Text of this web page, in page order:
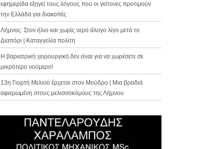
εφημερίδα εξηγεί τους λόγους που οι γείτονες προτιμούν
την Ελλάδα για διακοπές
Λήμνος: Στον ήλιο και χωρίς νερό άλογο λίγο μετά το
Διαπόρι | Καταγγελία πολίτη
Η βαριατρική χειρουργική δεν είναι για να χωρέσετε σε
μικρότερο νούμερο!
13η Γιορτή Μελιού έρχεται στον Μούδρο | Μια βραδιά
αφιερωμένη στους μελισσοκόμους της Λήμνου